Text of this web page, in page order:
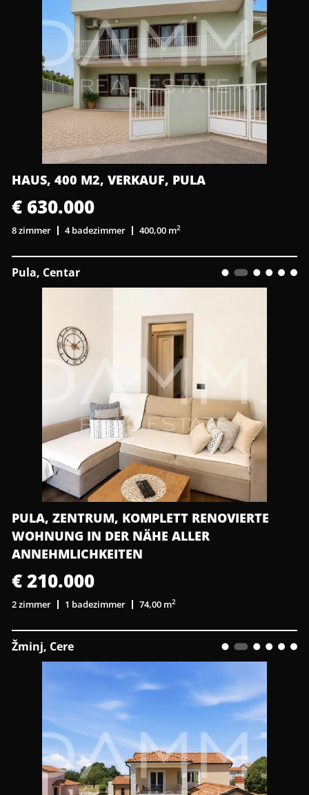
HAUS, 400 M2, VERKAUF, PULA
€ 630.000
8 zimmer 4 badezimmer 400,00 m2
Pula, Centar
PULA, ZENTRUM, KOMPLETT RENOVIERTE
WOHNUNG IN DER NÄHE ALLER
ANNEHMLICHKEITEN
€ 210.000
2 zimmer 1 badezimmer 74,00 m2
Žminj, Cere